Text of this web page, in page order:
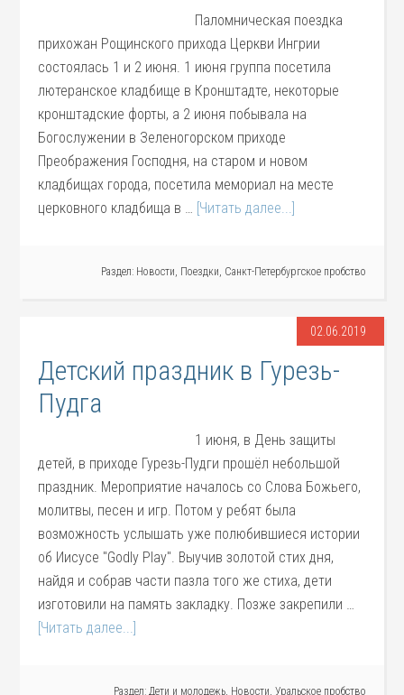
Паломническая поездка
прихожан Рощинского прихода Церкви Ингрии
состоялась 1 и 2 июня. 1 июня группа посетила
лютеранское кладбище в Кронштадте, некоторые
кронштадские форты, а 2 июня побывала на
Богослужении в Зеленогорском приходе
Преображения Господня, на старом и новом
кладбищах города, посетила мемориал на месте
церковного кладбища в … [Читать далее...]
Раздел: Новости, Поездки, Санкт-Петербургское пробство
02.06.2019
Детский праздник в Гурезь-
Пудга
1 июня, в День защиты
детей, в приходе Гурезь-Пудги прошёл небольшой
праздник. Мероприятие началось со Слова Божьего,
молитвы, песен и игр. Потом у ребят была
возможность услышать уже полюбившиеся истории
об Иисусе "Godly Play". Выучив золотой стих дня,
найдя и собрав части пазла того же стиха, дети
изготовили на память закладку. Позже закрепили …
[Читать далее...]
Раздел: Дети и молодежь, Новости, Уральское пробство